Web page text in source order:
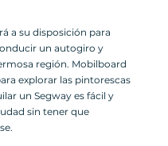
a su disposición para
un autogiro y
región. Mobilboard
explorar las pintorescas
un Segway es fácil y
sin tener que